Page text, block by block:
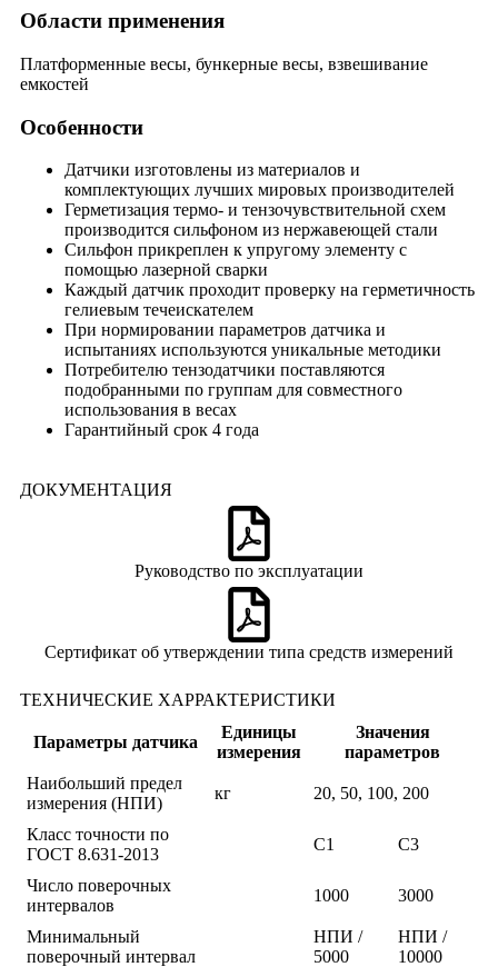
Области применения
Платформенные весы, бункерные весы, взвешивание
емкостей
Особенности
Датчики изготовлены из материалов и
комплектующих лучших мировых производителей
Герметизация термо- и тензочувствительной схем
производится сильфоном из нержавеющей стали
Сильфон прикреплен к упругому элементу с
помощью лазерной сварки
Каждый датчик проходит проверку на герметичность
гелиевым течеискателем
При нормировании параметров датчика и
испытаниях используются уникальные методики
Потребителю тензодатчики поставляются
подобранными по группам для совместного
использования в весах
Гарантийный срок 4 года
ДОКУМЕНТАЦИЯ
Руководство по эксплуатации
Сертификат об утверждении типа средств измерений
ТЕХНИЧЕСКИЕ ХАРРАКТЕРИСТИКИ
Параметры датчика
Единицы
измерения
Значения
параметров
Наибольший предел
измерения (НПИ)
кг 20, 50, 100, 200
Класс точности по
ГОСТ 8.631-2013
С1 C3
Число поверочных
интервалов
1000 3000
Минимальный
поверочный интервал
НПИ /
5000
НПИ /
10000